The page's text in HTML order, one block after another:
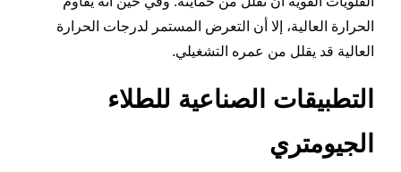
الحرارة العالية، إلا أن التعرض المستمر لدرجات الحرارة
العالية قد يقلل من عمره التشغيلي.
التطبيقات الصناعية للطلاء
الجيومتري